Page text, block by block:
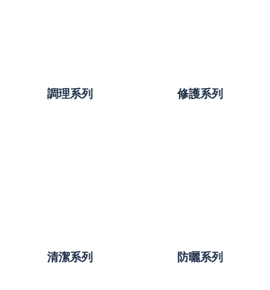
調理系列 修護系列
清潔系列 防曬系列